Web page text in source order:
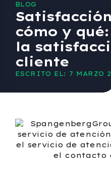
BLOG
cómo y
la
cliente
ESCRITO EL: 7 MARZO